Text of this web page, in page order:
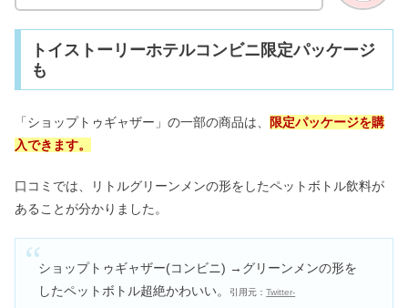
トイストーリーホテルコンビニ限定パッケージ
も
「ショップトゥギャザー」の一部の商品は、
限定パッケージを購
入できます。
口コミでは、リトルグリーンメンの形をしたペットボトル飲料が
あることが分かりました。
ショップトゥギャザー(コンビニ) →グリーンメンの形を
したペットボトル超絶かわいい。
引用元：Twitter-